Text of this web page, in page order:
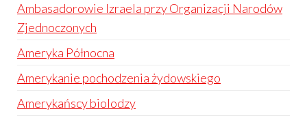
Ambasadorowie Izraela przy Organizacji Narodów
Zjednoczonych
Ameryka Północna
Amerykanie pochodzenia żydowskiego
Amerykańscy biolodzy